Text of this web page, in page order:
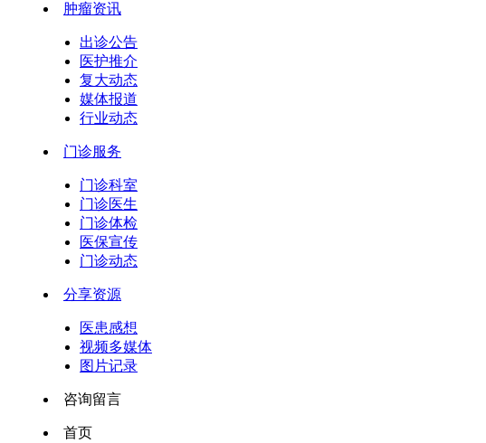
肿瘤资讯
出诊公告
医护推介
复大动态
媒体报道
行业动态
门诊服务
门诊科室
门诊医生
门诊体检
医保宣传
门诊动态
分享资源
医患感想
视频多媒体
图片记录
咨询留言
首页